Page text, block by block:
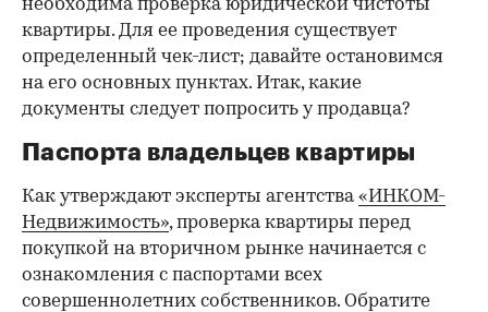
необходима проверка юридической чистоты
квартиры. Для ее проведения существует
определенный чек-лист; давайте остановимся
на его основных пунктах. Итак, какие
документы следует попросить у продавца?
Паспорта владельцев квартиры
Как утверждают эксперты агентства«ИНКОМ-
Недвижимость», проверка квартиры перед
покупкой на вторичном рынке начинается с
ознакомления с паспортами всех
совершеннолетних собственников. Обратите